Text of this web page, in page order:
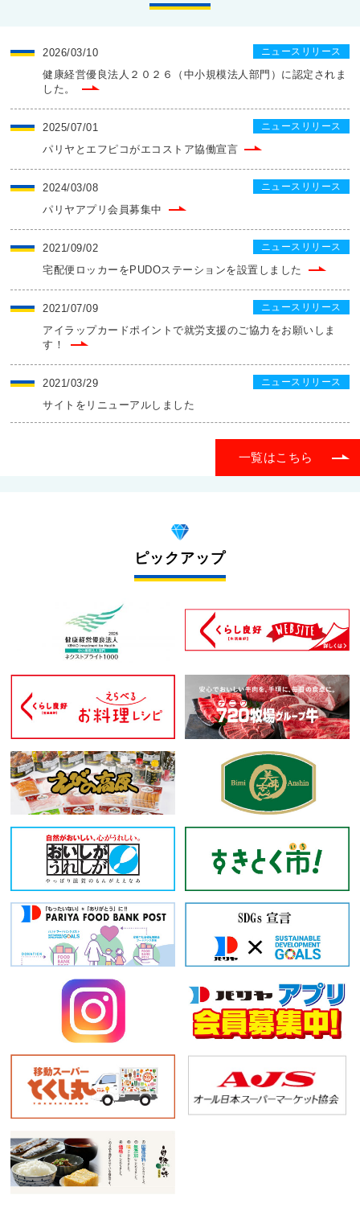
2026/03/10 ニュースリリース
健康経営優良法人２０２６（中小規模法人部門）に認定されま
した。
2025/07/01 ニュースリリース
パリヤとエフピコがエコストア協働宣言
2024/03/08 ニュースリリース
パリヤアプリ会員募集中
2021/09/02 ニュースリリース
宅配便ロッカーをPUDOステーションを設置しました
2021/07/09 ニュースリリース
アイラップカードポイントで就労支援のご協力をお願いしま
す！
2021/03/29 ニュースリリース
サイトをリニューアルしました
一覧はこちら
ピックアップ